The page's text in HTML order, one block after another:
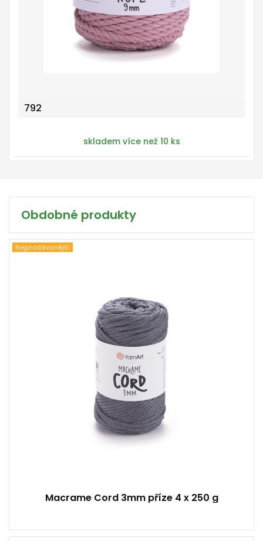
792
skladem více než 10 ks
Obdobné produkty
Nejprodávanější
4
Macrame Cord 3mm příze 4 x 250 g